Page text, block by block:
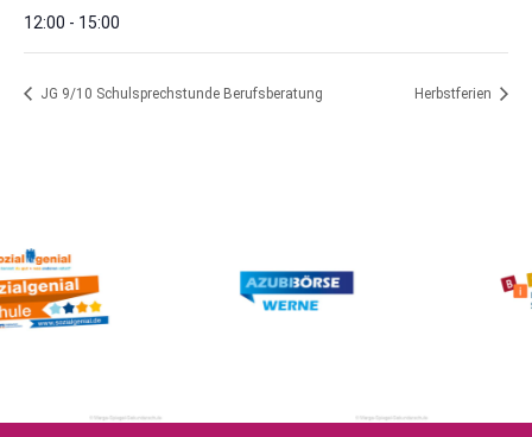
12:00 - 15:00
JG 9/10 Schulsprechstunde Berufsberatung Herbstferien